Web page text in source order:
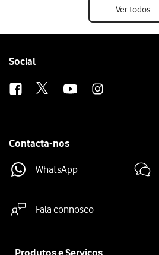
Ver todos
Follow
Social
Contacta-nos
WhatsApp
Fala connosco